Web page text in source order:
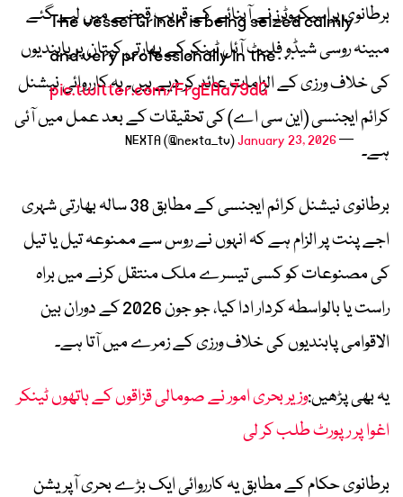
The vessel Grinch is being seized calmly
and very professionally in the…
pic.twitter.com/FrgEAa79dG
— NEXTA (@nexta_tv)
January 23, 2026
برطانوی پراسیکیوٹرز نے آبنائے کے قریب قبضے میں لیے گئے
مبینہ روسی شیڈو فلیٹ آئل ٹینکر کے بھارتی کپتان پر پابندیوں
کی خلاف ورزی کے الزامات عائد کر دیے ہیں۔ یہ کارروائی نیشنل
کرائم ایجنسی (این سی اے) کی تحقیقات کے بعد عمل میں آئی
ہے۔
برطانوی نیشنل کرائم ایجنسی کے مطابق 38 سالہ بھارتی شہری
اجے پنت پر الزام ہے کہ انہوں نے روس سے ممنوعہ تیل یا تیل
کی مصنوعات کو کسی تیسرے ملک منتقل کرنے میں براہ
راست یا بالواسطہ کردار ادا کیا، جو جون 2026 کے دوران بین
الاقوامی پابندیوں کی خلاف ورزی کے زمرے میں آتا ہے۔
یہ بھی پڑھیں:وزیر بحری امور نے صومالی قزاقوں کے ہاتھوں ٹینکر
اغوا پر رپورٹ طلب کر لی
برطانوی حکام کے مطابق یہ کارروائی ایک بڑے بحری آپریشن